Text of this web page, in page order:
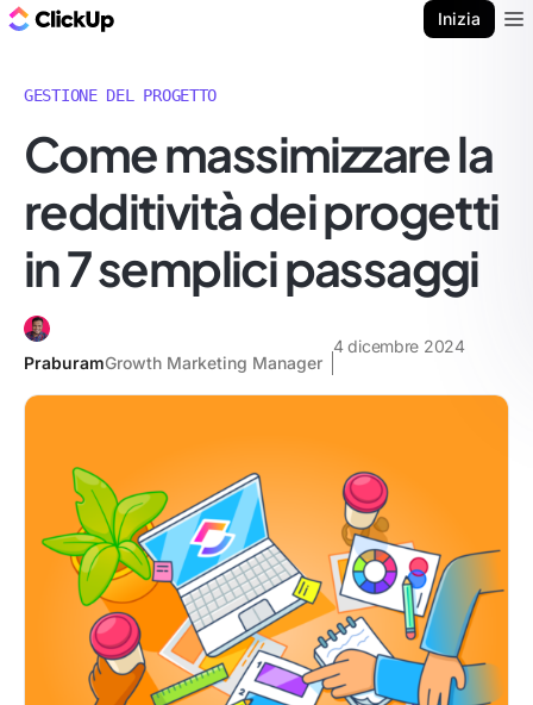
Inizia
GESTIONE DEL PROGETTO
Come massimizzare la
redditività dei progetti
in 7 semplici passaggi
PraburamGrowth Marketing Manager
4 dicembre 2024